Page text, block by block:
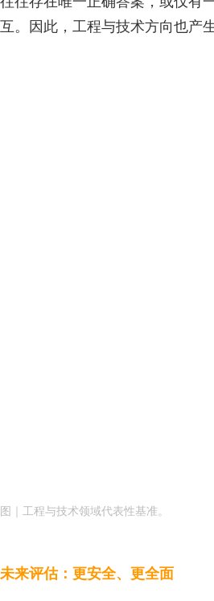
互。因此，工程与技术方向也产
图｜工程与技术领域代表性基准。
未来评估：更安全、更全面